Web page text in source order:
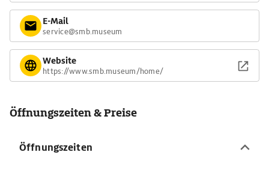
E-Mail
service@smb.museum
Website
https://www.smb.museum/home/
Öffnungszeiten & Preise
Öffnungszeiten